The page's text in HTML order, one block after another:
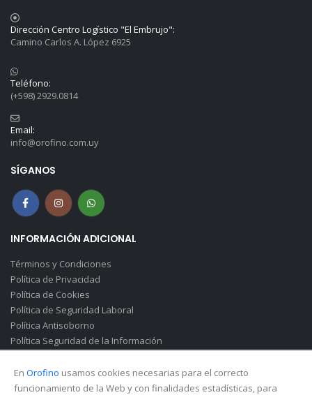
Dirección Centro Logístico "El Embrujo":
Camino Carlos A. López 6925
Teléfono:
(+598) 2929.0814
Email:
info@orofino.com.uy
SÍGANOS
INFORMACIÓN ADICIONAL
Términos y Condiciones
Política de Privacidad
Política de Cookies
Política de Seguridad Laboral
Política Antisoborno
Política Seguridad de la Información
En Orofino usamos cookies necesarias para el correcto
funcionamiento de la Web y con finalidades estadísticas, para